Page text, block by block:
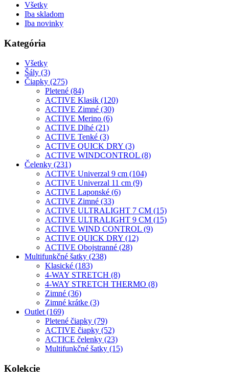
Všetky
Iba skladom
Iba novinky
Kategória
Všetky
Šály (3)
Čiapky (275)
Pletené (84)
ACTIVE Klasik (120)
ACTIVE Zimné (30)
ACTIVE Merino (6)
ACTIVE Dlhé (21)
ACTIVE Tenké (3)
ACTIVE QUICK DRY (3)
ACTIVE WINDCONTROL (8)
Čelenky (231)
ACTIVE Univerzal 9 cm (104)
ACTIVE Univerzal 11 cm (9)
ACTIVE Laponské (6)
ACTIVE Zimné (33)
ACTIVE ULTRALIGHT 7 CM (15)
ACTIVE ULTRALIGHT 9 CM (15)
ACTIVE WIND CONTROL (9)
ACTIVE QUICK DRY (12)
ACTIVE Obojstranné (28)
Multifunkčné šatky (238)
Klasické (183)
4-WAY STRETCH (8)
4-WAY STRETCH THERMO (8)
Zimné (36)
Zimné krátke (3)
Outlet (169)
Pletené čiapky (79)
ACTIVE čiapky (52)
ACTICE čelenky (23)
Multifunkčné šatky (15)
Kolekcie